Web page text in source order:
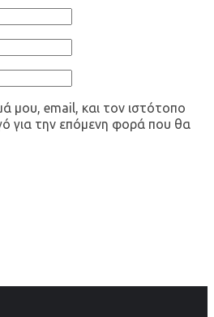
μου, email, και τον ιστότοπο
για την επόμενη φορά που θα